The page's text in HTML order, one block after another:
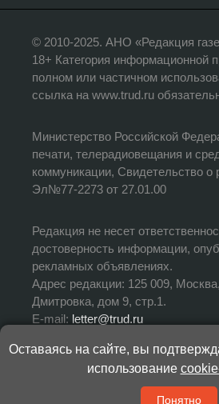
© 2010-2025. АНО «Редакция
18+ Категория информационной
полном или частичном
ссылка на www.trud.ru
Министерство Российской
печати, телерадиовещания и
коммуникации, Свидетельство о
Эл№77-2273 от 27.01.00
Редакция не несет
достоверность информации,
рекламных объявлениях.
Адрес редакции: 125 009,
Дмитровка, дом 9, стр.1.
E-mail: letter@trud.ru
УЧРЕДИТЕЛЬ: АНО «Редакция
ИЗДАТЕЛЬ: АНО «Редакция
ГЛАВНЫЙ РЕДАКТОР: Валерий
Оставаясь на сайте, вы
использование
Понятно